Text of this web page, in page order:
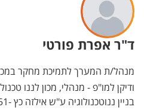
ד"ר אפרת פורטי
יחידות
מנהל/ת המערך לתמיכת מחקר במכון
ודיקן למו"פ - מנהלי, מכון לננו